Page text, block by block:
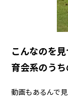
こんなのを
育会系のう
動画もあるんで